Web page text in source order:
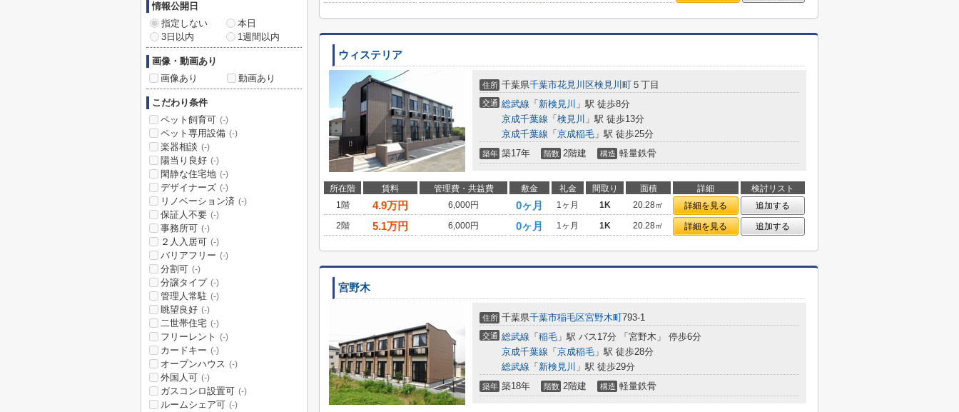
ウィステリア
住所 千葉県千葉市花見川区検見川町 ５丁目
交通 総武線 「 新検見川 」駅 徒歩8分
京成千葉線 「 検見川 」駅 徒歩13分
京成千葉線 「 京成稲毛 」駅 徒歩25分
築年 築17年 階数 2階建 構造 軽量鉄骨
所在階 賃料 管理費・共益費 敷金 礼金 間取り 面積 詳細
検討リスト
1階
4.9万円 6,000円 0ヶ月 1ヶ月 1K 20.28㎡ 詳細を見る
追加する
2階
5.1万円 6,000円 0ヶ月 1ヶ月 1K 20.28㎡ 詳細を見る 追加する
宮野木
住所 千葉県千葉市稲毛区宮野木町793-1
交通 総武線 「 稲毛 」駅 バス17分 「宮野木」 停歩6分
京成千葉線 「 京成稲毛 」駅 徒歩28分
総武線 「 新検見川 」駅 徒歩29分
築年 築18年 階数 2階建 構造 軽量鉄骨
情報公開日
指定しない
本日
3日以内
1週間以内
画像・動画あり
画像あり
動画あり
こだわり条件
ペット飼育可 (-)
ペット専用設備 (-)
楽器相談 (-)
陽当り良好 (-)
閑静な住宅地 (-)
デザイナーズ (-)
リノベーション済 (-)
保証人不要 (-)
事務所可 (-)
２人入居可 (-)
バリアフリー (-)
分割可 (-)
分譲タイプ (-)
管理人常駐 (-)
眺望良好 (-)
二世帯住宅 (-)
フリーレント (-)
カードキー (-)
オープンハウス (-)
外国人可 (-)
ガスコンロ設置可 (-)
ルームシェア可 (-)